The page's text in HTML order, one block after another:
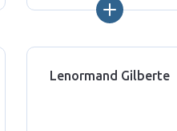
Lenormand Gilberte